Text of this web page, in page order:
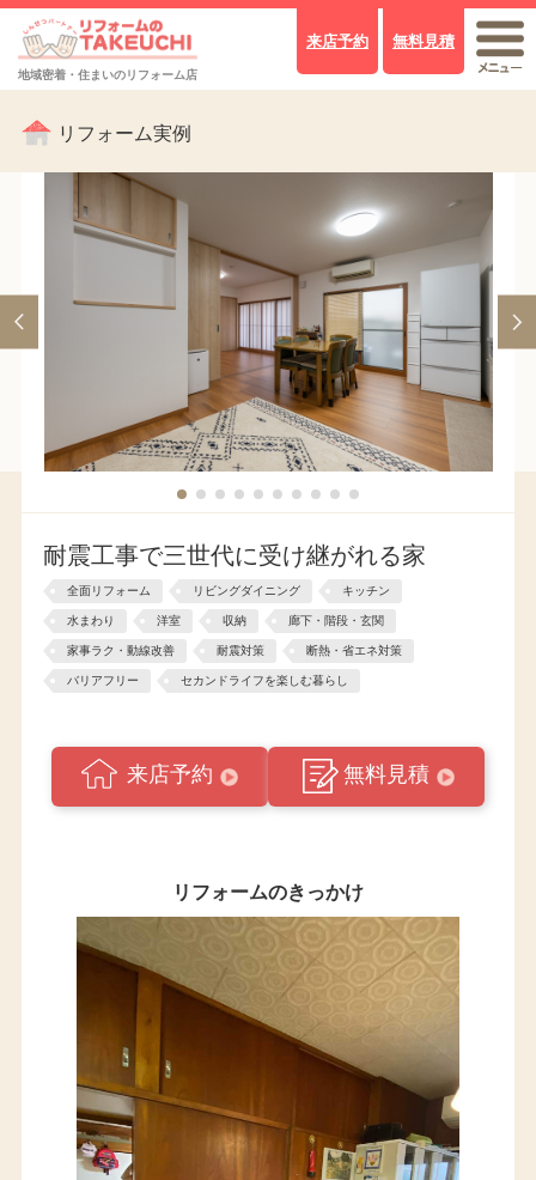
地域密着・住まいのリフォーム店
来店予約 無料見積
リフォーム実例
耐震工事で三世代に受け継がれる家
全面リフォーム リビングダイニング キッチン
水まわり 洋室 収納 廊下・階段・玄関
家事ラク・動線改善 耐震対策 断熱・省エネ対策
バリアフリー セカンドライフを楽しむ暮らし
来店予約 無料見積
リフォームのきっかけ